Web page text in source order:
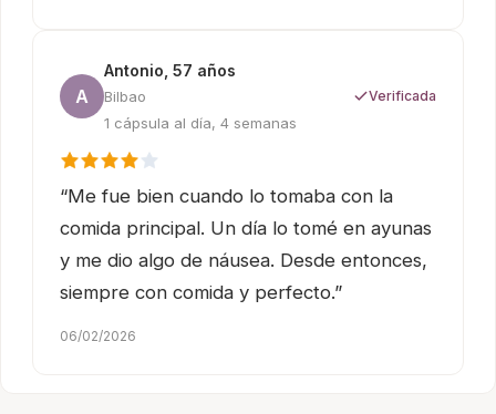
A
Antonio, 57 años
Bilbao
1 cápsula al día, 4 semanas
Verificada
“Me fue bien cuando lo tomaba con la
comida principal. Un día lo tomé en ayunas
y me dio algo de náusea. Desde entonces,
siempre con comida y perfecto.”
06/02/2026